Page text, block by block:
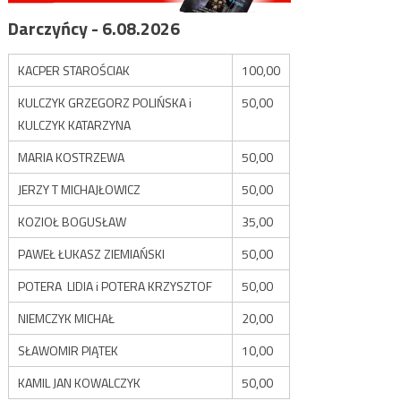
Darczyńcy - 6.08.2026
KACPER STAROŚCIAK
100,00
KULCZYK GRZEGORZ POLIŃSKA i
KULCZYK KATARZYNA
50,00
MARIA KOSTRZEWA
50,00
JERZY T MICHAJŁOWICZ
50,00
KOZIOŁ BOGUSŁAW
35,00
PAWEŁ ŁUKASZ ZIEMIAŃSKI
50,00
POTERA LIDIA i POTERA KRZYSZTOF
50,00
NIEMCZYK MICHAŁ
20,00
SŁAWOMIR PIĄTEK
10,00
KAMIL JAN KOWALCZYK
50,00